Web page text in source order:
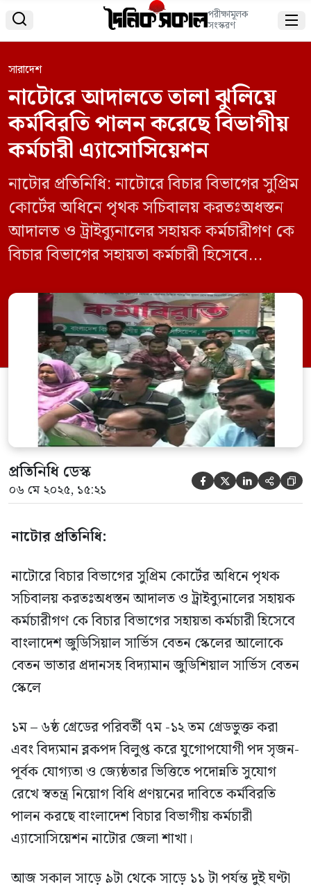
 পরীক্ষামূলক
সংস্করণ 
সারাদেশ
নাটোরে আদালতে তালা ঝুলিয়ে
কর্মবিরতি পালন করেছে বিভাগীয়
কর্মচারী এ্যাসোসিয়েশন
নাটোর প্রতিনিধি: নাটোরে বিচার বিভাগের সুপ্রিম
কোর্টের অধিনে পৃথক সচিবালয় করতঃঅধস্তন
আদালত ও ট্রাইব্যুনালের সহায়ক কর্মচারীগণ কে
বিচার বিভাগের সহায়তা কর্মচারী হিসেবে
আলোকে বেতন ভাতার প্রদানসহ বিদ্যামান
জুডিশিয়াল সার্ভিস বেতন স্কেলে ১ম – ৬ষ্ঠ
গ্রেডের পরিবর্তী ৭ম -১২ তম গ্রেডভুক্ত করা এবং
বিদ্যমান ব্লকপদ বিলুপ্ত করে যুগোপযোগী পদ
সৃজন-পূর্বক যোগ্যতা […]
প্রতিনিধি ডেস্ক
০৬ মে ২০২৫, ১৫:২১     
নাটোর প্রতিনিধি:
নাটোরে বিচার বিভাগের সুপ্রিম কোর্টের অধিনে পৃথক
সচিবালয় করতঃঅধস্তন আদালত ও ট্রাইব্যুনালের সহায়ক
কর্মচারীগণ কে বিচার বিভাগের সহায়তা কর্মচারী হিসেবে
বাংলাদেশ জুডিসিয়াল সার্ভিস বেতন স্কেলের আলোকে
বেতন ভাতার প্রদানসহ বিদ্যামান জুডিশিয়াল সার্ভিস বেতন
স্কেলে
১ম – ৬ষ্ঠ গ্রেডের পরিবর্তী ৭ম -১২ তম গ্রেডভুক্ত করা
এবং বিদ্যমান ব্লকপদ বিলুপ্ত করে যুগোপযোগী পদ সৃজন-
পূর্বক যোগ্যতা ও জ্যেষ্ঠতার ভিত্তিতে পদোন্নতি সুযোগ
রেখে স্বতন্ত্র নিয়োগ বিধি প্রণয়নের দাবিতে কর্মবিরতি
পালন করছে বাংলাদেশ বিচার বিভাগীয় কর্মচারী
এ্যাসোসিয়েশন নাটোর জেলা শাখা।
আজ সকাল সাড়ে ৯টা থেকে সাড়ে ১১ টা পর্যন্ত দুই ঘণ্টা